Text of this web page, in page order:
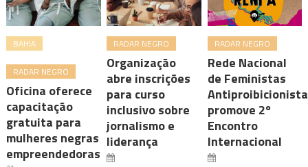
BAHIA
RADAR NEGRO
Oficina oferece
capacitação
gratuita para
mulheres negras
empreendedoras
RADAR NEGRO
Organização
abre inscrições
para curso
inclusivo sobre
jornalismo e
liderança
RADAR NEGRO
Rede Nacional
de Feministas
promove 2º
Encontro
Internacional